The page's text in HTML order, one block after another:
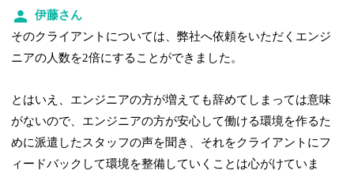
伊藤さん
そのクライアントについては、弊社へ依頼をいただくエンジ
ニアの人数を2倍にすることができました。
とはいえ、エンジニアの方が増えても辞めてしまっては意味
がないので、エンジニアの方が安心して働ける環境を作るた
めに派遣したスタッフの声を聞き、それをクライアントにフ
ィードバックして環境を整備していくことは心がけていま